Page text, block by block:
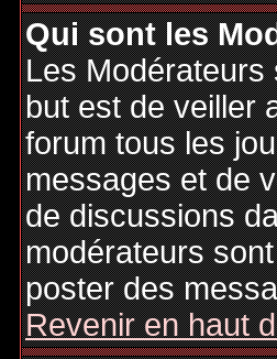
Qui sont les
Les Modérateurs
but est de veiller
forum tous les
messages et de
de discussions
modérateurs
poster des
Revenir en haut